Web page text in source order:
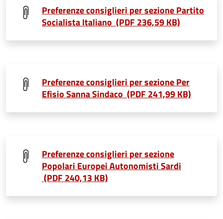
Preferenze consiglieri per sezione Partito
Socialista Italiano (PDF 236,59 KB)
Preferenze consiglieri per sezione Per
Efisio Sanna Sindaco (PDF 241,99 KB)
Preferenze consiglieri per sezione
Popolari Europei Autonomisti Sardi
(PDF 240,13 KB)